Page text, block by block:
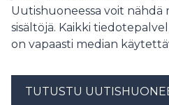
Uutishuoneessa voit nähdä
sisältöjä. Kaikki
on vapaasti median
TUTUSTU